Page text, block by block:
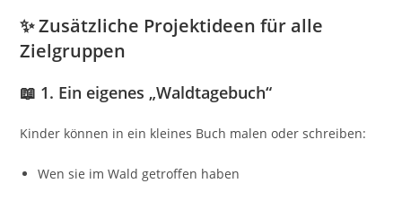
✨Zusätzliche Projektideen für alle
Zielgruppen
📖 1. Ein eigenes „Waldtagebuch“
Kinder können in ein kleines Buch malen oder schreiben:
Wen sie im Wald getroffen haben